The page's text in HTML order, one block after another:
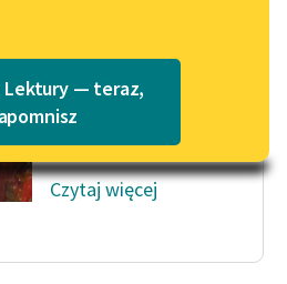
Katalog w formacie PDF
Lektury — teraz,
chociaż raczej by się
dał zabić, niż przyznał
Czytaj więcej